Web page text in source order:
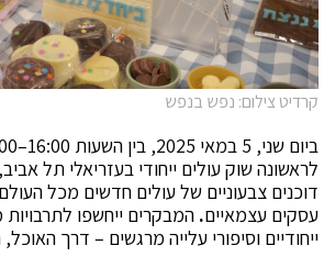
קרדיט צילום: נפש בנפש
דוכנים צבעוניים של עולים חדשים מכל
עסקים עצמאיים. המבקרים ייחשפו לתרבויות
ייחודיים וסיפורי עלייה מרגשים – דרך